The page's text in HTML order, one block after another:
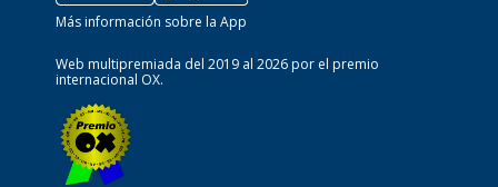
Más información sobre la App
Web multipremiada del 2019 al 2026 por el premio
internacional OX.